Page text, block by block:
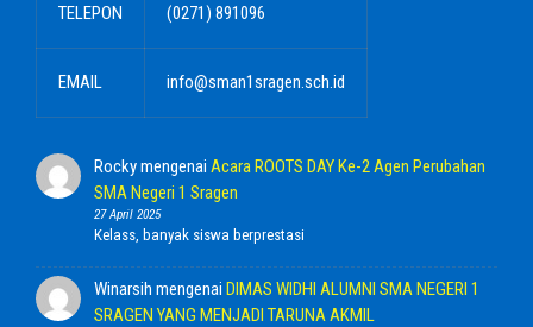
TELEPON (0271) 891096
EMAIL info@sman1sragen.sch.id
Rockymengenai Acara ROOTS DAY Ke-2 Agen Perubahan
SMA Negeri 1 Sragen
27 April 2025
Kelass, banyak siswa berprestasi
Winarsih mengenai DIMAS WIDHI ALUMNI SMA NEGERI 1
SRAGEN YANG MENJADI TARUNA AKMIL